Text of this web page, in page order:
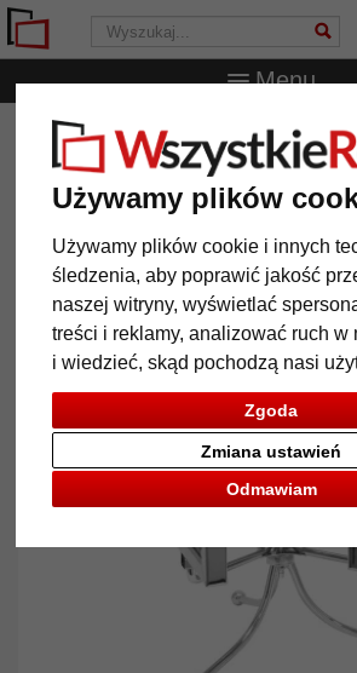
Używamy plików
Używamy plików cookie i innych
śledzenia, aby poprawić jakość
naszej witryny, wyświetlać
treści i reklamy, analizować ruch w
i wiedzieć, skąd pochodzą nasi
Zgoda
Odmawiam
Zmiana ustawień
Menu
WszystkieRamy.pl Deknudt
Karuzela na zdjęcia